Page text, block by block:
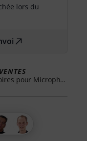
lors du
Dans Autres Accessoires pour Microphones